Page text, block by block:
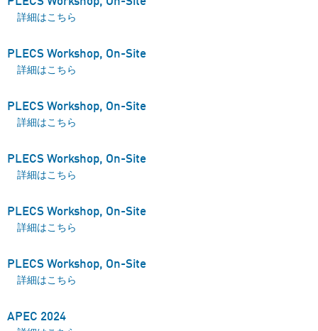
PLECS Workshop, On-Site について
詳細はこちら
PLECS Workshop, On-Site
PLECS Workshop, On-Site について
詳細はこちら
PLECS Workshop, On-Site
PLECS Workshop, On-Site について
詳細はこちら
PLECS Workshop, On-Site
PLECS Workshop, On-Site について
詳細はこちら
PLECS Workshop, On-Site
PLECS Workshop, On-Site について
詳細はこちら
PLECS Workshop, On-Site
PLECS Workshop, On-Site について
詳細はこちら
APEC 2024